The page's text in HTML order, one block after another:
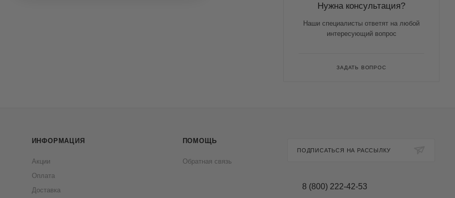
Нужна консультация?
Наши специалисты ответят на любой
интересующий вопрос
ЗАДАТЬ ВОПРОС
ИНФОРМАЦИЯ
Акции
Оплата
Доставка
ПОМОЩЬ
Обратная связь
ПОДПИСАТЬСЯ НА РАССЫЛКУ
8 (800) 222-42-53